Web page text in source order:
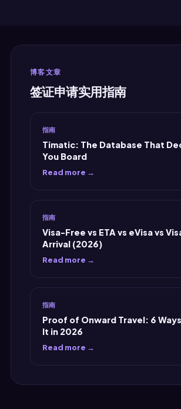
arrange, turned
you. Genuinely."
博客文章
签证申请实用指南
指南
Timatic: The Database That
You Board
Read more →
指南
Visa-Free vs ETA vs eVisa vs
Arrival (2026)
Read more →
指南
Proof of Onward Travel: 6
It in 2026
Read more →